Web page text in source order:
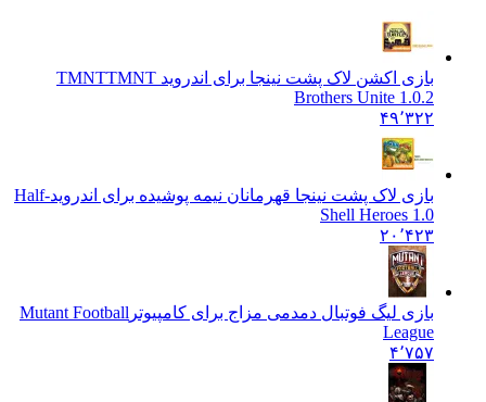
بازی اکشن لاک پشت نینجا برای اندروید TMNT TMNT
Brothers Unite 1.0.2
۴۹٬۳۲۲
بازی لاک پشت نینجا قهرمانان نیمه پوشیده برای اندرویدHalf-
Shell Heroes 1.0
۲۰٬۴۲۳
بازی لیگ فوتبال دمدمی مزاج برای کامپیوتر Mutant Football
League
۴٬۷۵۷